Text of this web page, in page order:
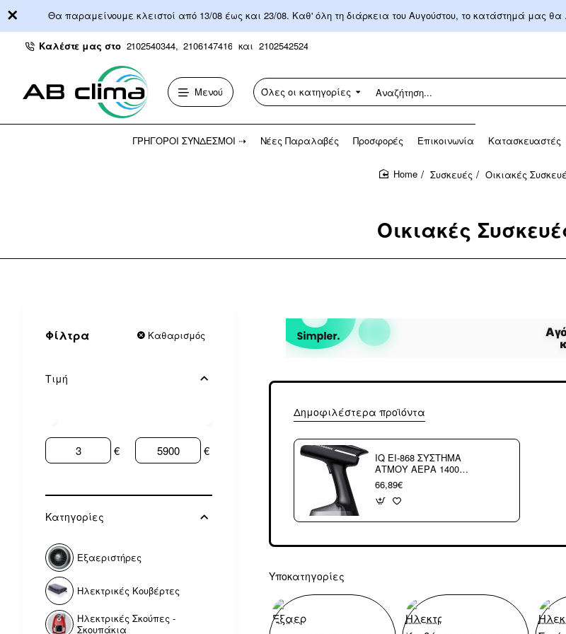
Θα παραμείνουμε κλειστοί από 13/08 έως και 23/08. Καθ' όλη τη διάρκεια του Αυγούστου, το κατάστημά μας
Καλέστε μας στο 2102540344, 2106147416 και 2102542524
Μενού Όλες οι κατηγορίες
Αναζήτηση...
ΓΡΉΓΟΡΟΙ ΣΎΝΔΕΣΜΟΙ ⇢ Νέες Παραλαβές Προσφορές Επικοινωνία Κατασκευαστές
Οικιακές
Συσκευές Οικιακές
Φίλτρα Καθαρισμός
Τιμή
€ €
Κατηγορίες
Εξαεριστήρες
Ηλεκτρικές Κουβέρτες
Ηλεκτρικές Σκούπες -
Σκουπάκια
Δημοφιλέστερα προϊόντα
IQ EI-868 ΣΥΣΤΗΜΑ
ΑΤΜΟΥ ΑΕΡΑ 1400
WATT
66,89€
Υποκατηγορίες